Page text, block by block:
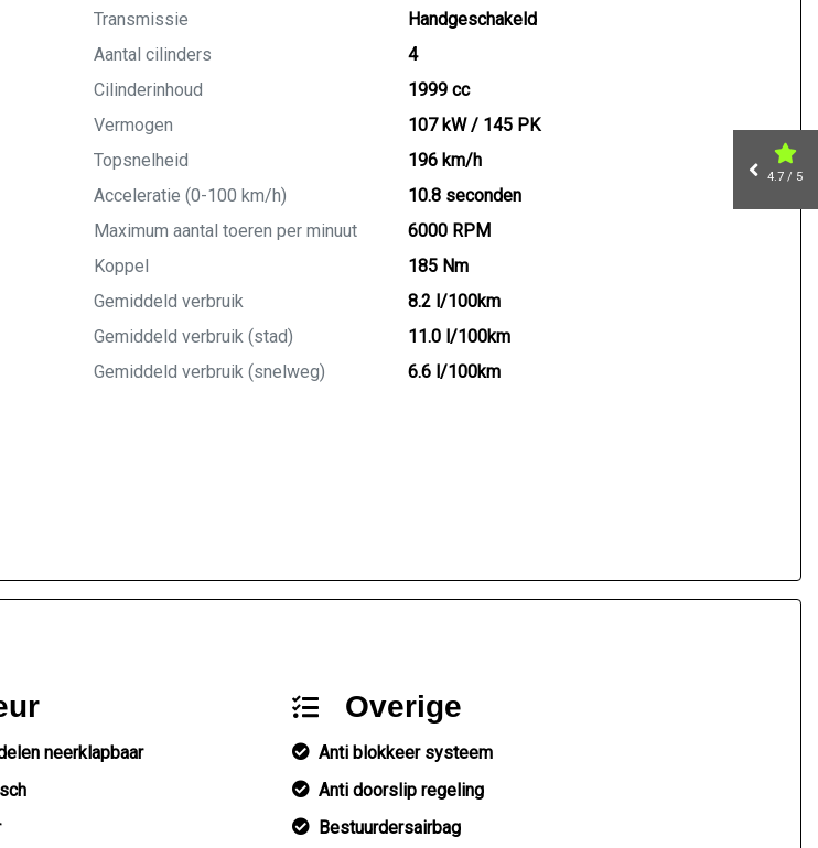
Transmissie
Handgeschakeld
Aantal cilinders
4
Cilinderinhoud
1999 cc
Vermogen
107 kW / 145 PK
Topsnelheid
196 km/h
Acceleratie (0-100 km/h)
10.8 seconden
Maximum aantal toeren per minuut
6000 RPM
Koppel
185 Nm
Gemiddeld verbruik
8.2 l/100km
Gemiddeld verbruik (stad)
11.0 l/100km
Gemiddeld verbruik (snelweg)
6.6 l/100km
neerklapbaar
Overige
Anti blokkeer systeem
Anti doorslip regeling
Bestuurdersairbag
4.7 / 5